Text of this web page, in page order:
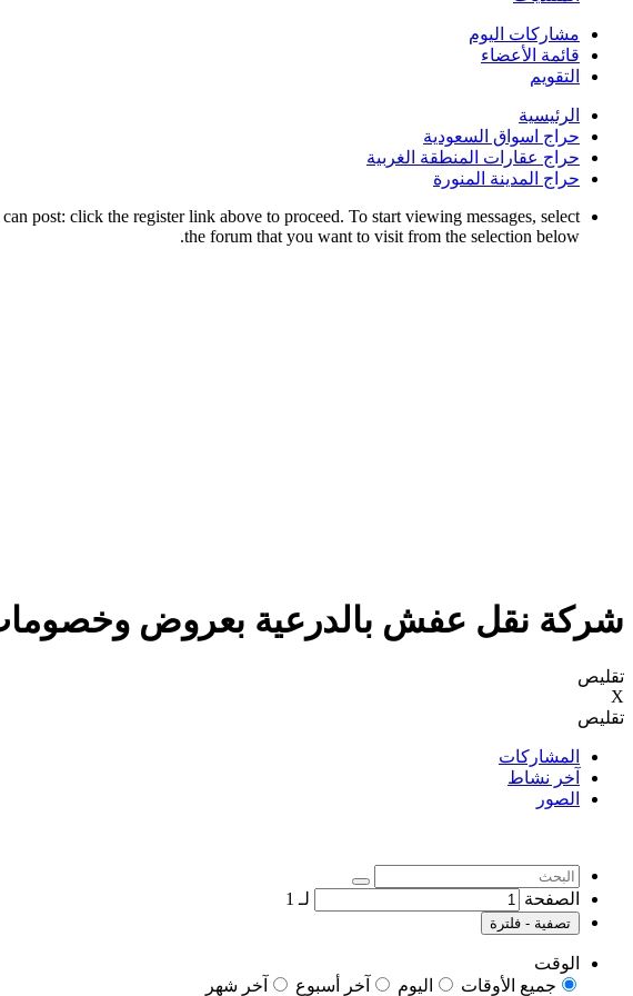
مشاركات اليوم
قائمة الأعضاء
التقويم
الرئيسية
حراج اسواق السعودية
حراج عقارات المنطقة الغربية
حراج المدينة المنورة
post: click the register link above to proceed. To start viewing messages, select
the forum that you want to visit from the selection below.
شركة نقل عفش بالدرعية بعروض وخصومات
تقليص
X
تقليص
المشاركات
آخر نشاط
الصور
الصفحة لـ 1
تصفية - فلترة
الوقت
جميع الأوقات
اليوم آخر أسبوع
آخر شهر